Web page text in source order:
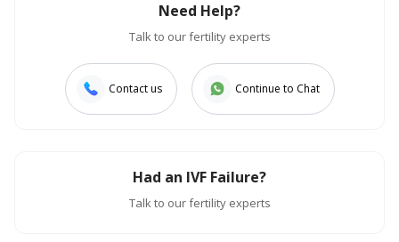
Need Help?
Talk to our fertility experts
Contact us Continue to Chat
Had an IVF Failure?
Talk to our fertility experts